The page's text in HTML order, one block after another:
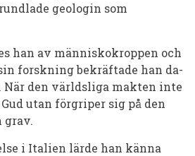
geologin som
han av män­niskokroppen och
forskning bekräftade han da­
När den världsliga makten inte
utan förgriper sig på den
grav.
i Italien lärde han känna